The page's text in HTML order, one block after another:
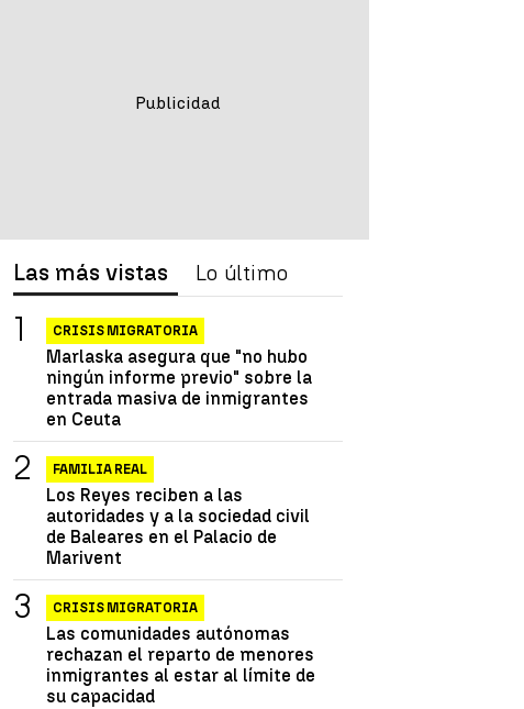
Las más vistas Lo último
CRISIS MIGRATORIA
Marlaska asegura que "no hubo
ningún informe previo" sobre la
entrada masiva de inmigrantes
en Ceuta
FAMILIA REAL
Los Reyes reciben a las
autoridades y a la sociedad civil
de Baleares en el Palacio de
Marivent
CRISIS MIGRATORIA
Las comunidades autónomas
rechazan el reparto de menores
inmigrantes al estar al límite de
su capacidad